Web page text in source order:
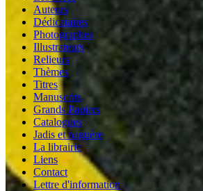
Auteurs
Dédicataires
Photographes
Illustrateurs
Relieurs
Thèmes
Titres
Manuscrits
Grands Papiers
Catalogues
Jadis et naguère
La librairie
Liens
Contact
Lettre d'information